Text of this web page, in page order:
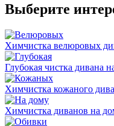
Выберите
Химчистка велюровых
Глубокая чистка дивана
Химчистка кожаного
Химчистка диванов на